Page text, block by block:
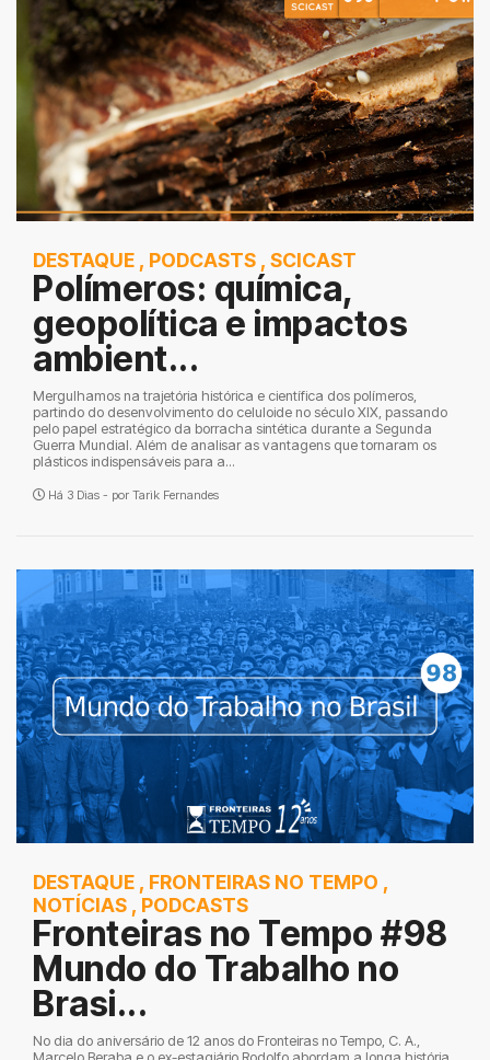
DESTAQUE , PODCASTS , SCICAST
Polímeros: química,
geopolítica e impactos
ambient...
Mergulhamos na trajetória histórica e científica dos polímeros,
partindo do desenvolvimento do celuloide no século XIX, passando
pelo papel estratégico da borracha sintética durante a Segunda
Guerra Mundial. Além de analisar as vantagens que tornaram os
plásticos indispensáveis para a...
Há 3 Dias - por Tarik Fernandes
DESTAQUE , FRONTEIRAS NO TEMPO ,
NOTÍCIAS , PODCASTS
Fronteiras no Tempo #98
Mundo do Trabalho no
Brasi...
No dia do aniversário de 12 anos do Fronteiras no Tempo, C. A.,